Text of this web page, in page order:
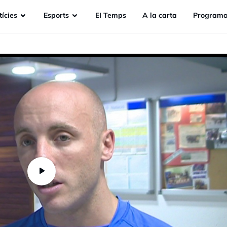
Esports EI Temps A la carta